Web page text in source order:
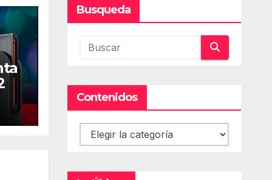
Busqueda
Contenidos
Contenidos